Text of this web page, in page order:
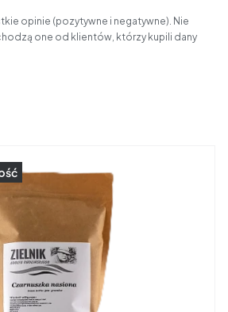
opinie (pozytywne i negatywne). Nie
one od klientów, którzy kupili dany